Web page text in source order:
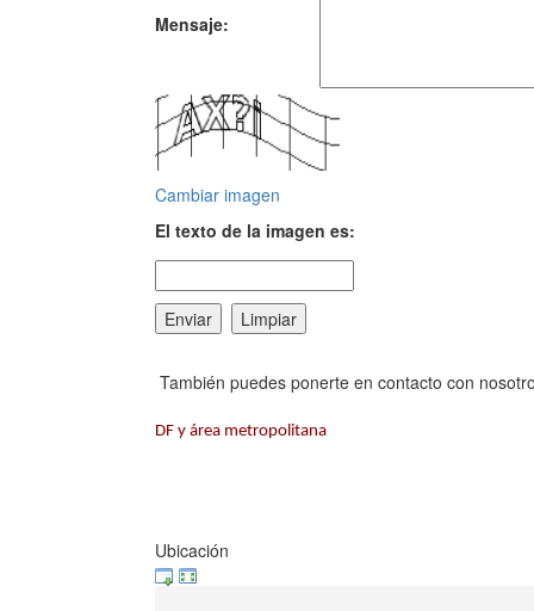
Mensaje:
Cambiar imagen
El texto de la imagen es:
También puedes ponerte en contacto con
DF y área metropolitana
Ubicación